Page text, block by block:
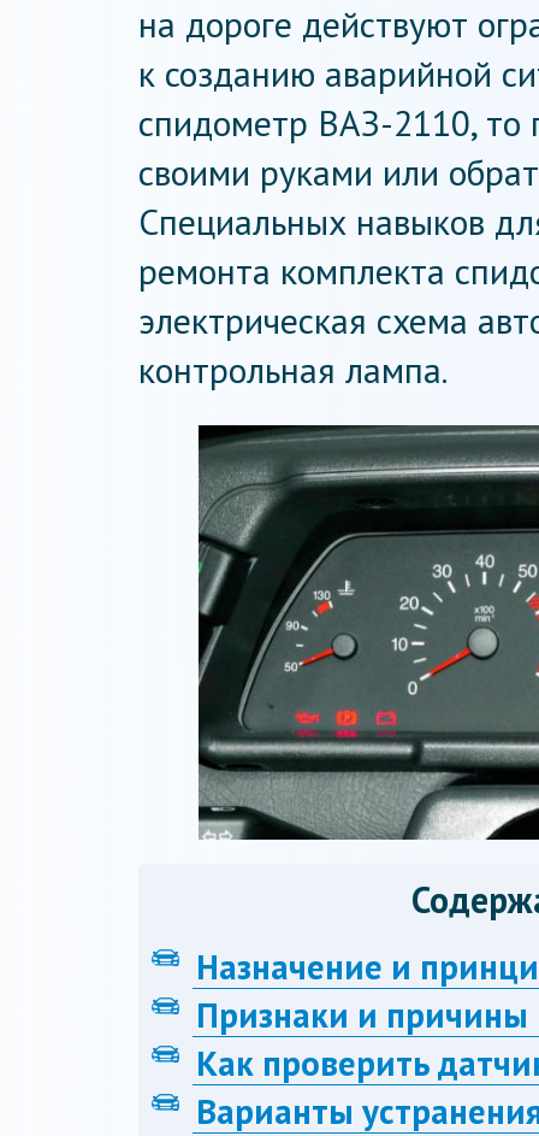
на дороге действуют
к созданию аварийной
спидометр ВАЗ-2110, то
своими руками или
Специальных навыков
ремонта комплекта
электрическая схема
контрольная лампа.
Назначение и
Признаки и
Как проверить
Варианты